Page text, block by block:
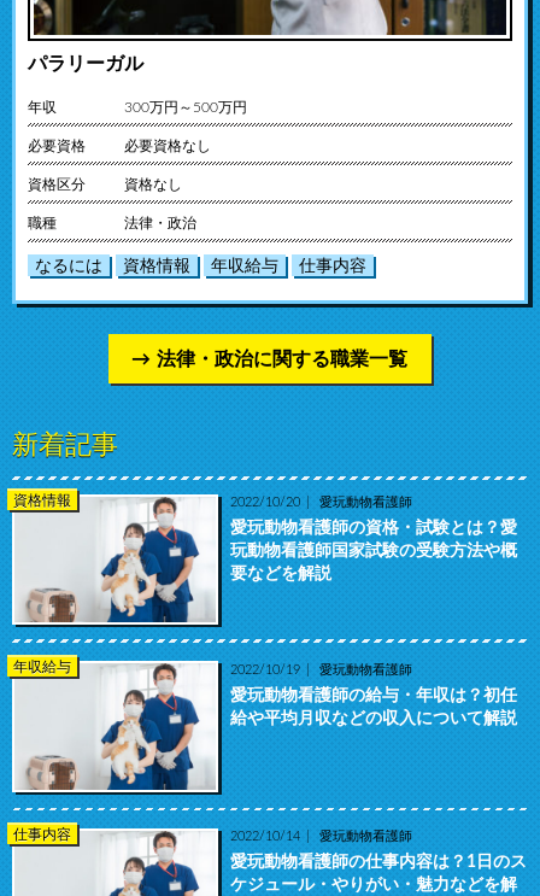
パラリーガル
年収 300万円～500万円
必要資格 必要資格なし
資格区分 資格なし
職種 法律・政治
なるには 資格情報 年収給与 仕事内容
法律・政治に関する職業一覧
新着記事
資格情報 2022/10/20 愛玩動物看護師
愛玩動物看護師の資格・試験とは？愛
玩動物看護師国家試験の受験方法や概
要などを解説
年収給与 2022/10/19 愛玩動物看護師
愛玩動物看護師の給与・年収は？初任
給や平均月収などの収入について解説
仕事内容 2022/10/14 愛玩動物看護師
愛玩動物看護師の仕事内容は？1日のス
ケジュール・やりがい・魅力などを解